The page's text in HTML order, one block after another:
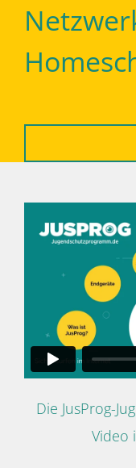
Die JusProg-
Video